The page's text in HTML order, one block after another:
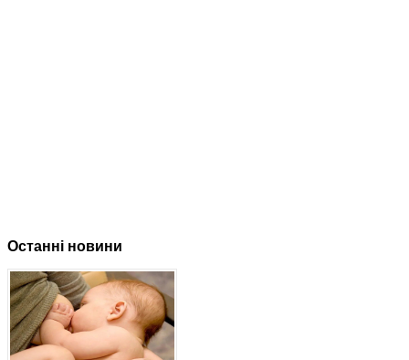
Останні новини